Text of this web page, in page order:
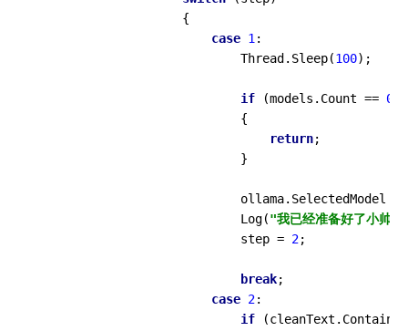
                    {
case 1 :
                            Thread.Sleep(
100);
if (models.Count == 0
                            {
return;
                            }
ollama.SelectedModel
                            Log(
"我已经准备好了小帅
                            step =
2;
break;
case 2:
if (cleanText.Contains(